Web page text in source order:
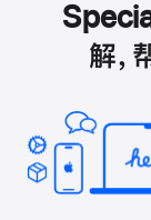
解，